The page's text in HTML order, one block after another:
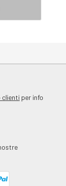
clienti per info